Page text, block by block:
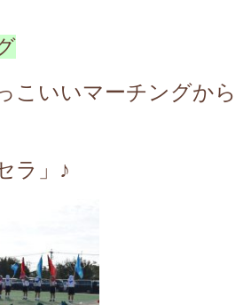
こいいマーチングから
ラ」♪